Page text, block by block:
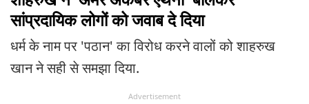
सांप्रदायिक लोगों को जवाब दे दिया
धर्म के नाम पर 'पठान' का विरोध करने वालों को शाहरुख
खान ने सही से समझा दिया.
Advertisement